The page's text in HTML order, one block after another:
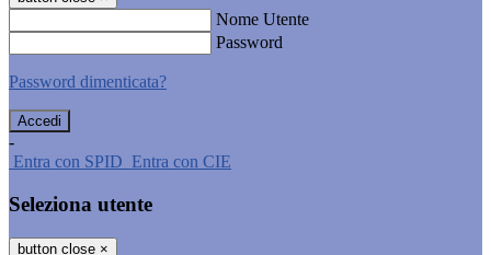
Nome Utente
Password
Password dimenticata?
-
Entra con SPID Entra con CIE
Seleziona utente
button close ×